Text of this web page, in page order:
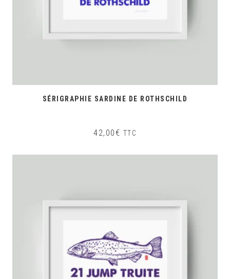
SÉRIGRAPHIE SARDINE DE ROTHSCHILD
42,00€ TTC